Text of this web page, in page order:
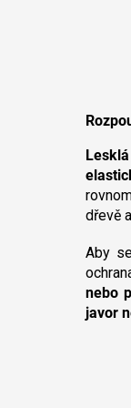
dřevě a
Aby
nebo
javor